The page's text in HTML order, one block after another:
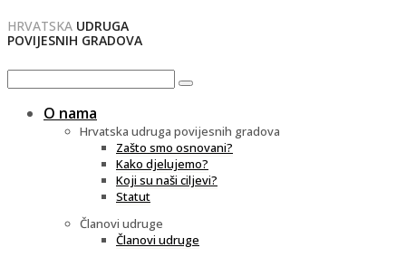
HRVATSKA UDRUGA
POVIJESNIH GRADOVA
O nama
Hrvatska udruga povijesnih gradova
Zašto smo osnovani?
Kako djelujemo?
Koji su naši ciljevi?
Statut
Članovi udruge
Članovi udruge